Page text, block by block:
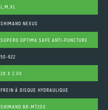
L,M,XL
SHIMANO NEXUS
SUPERO OPTIMA SAFE ANTI-PUNCTURE
50-622
28 X 2.00
FREIN À DISQUE HYDRAULIQUE
SHIMANO BR-MT200